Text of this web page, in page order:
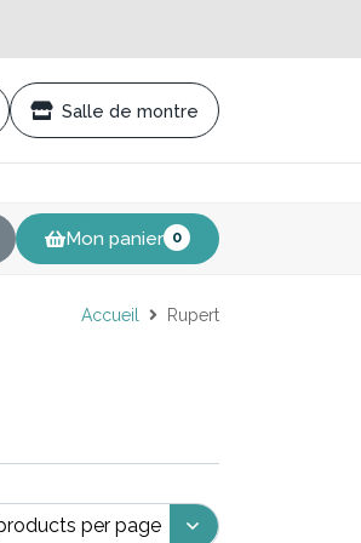
Salle de montre
Mon panier 0
Accueil Rupert